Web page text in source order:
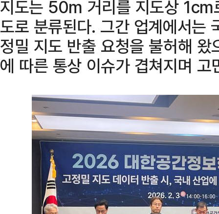
지도는 50m 거리를 지도상 1cm
도로 분류된다. 그간 업계에서는
정밀 지도 반출 요청을 불허해
에 따른 통상 이슈가 겹쳐지며